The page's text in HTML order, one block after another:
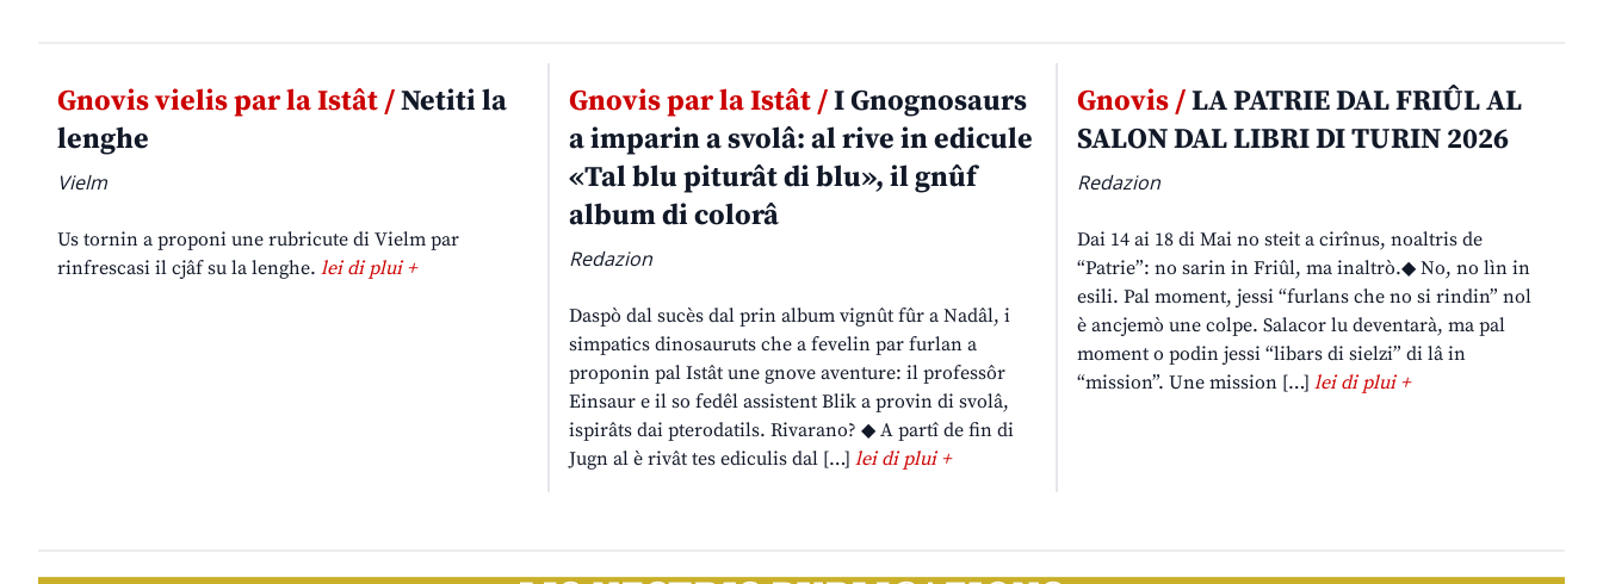
Gnovis vielis par la Istât /Netiti la
lenghe
Vielm
Us tornin a proponi une rubricute di Vielm par
rinfrescasi il cjâf su la lenghe. lei di plui +
Gnovis par la Istât /I Gnognosaurs
a imparin a svolâ: al rive in edicule
«Tal blu piturât di blu», il gnûf
album di colorâ
Redazion
Daspò dal sucès dal prin album vignût fûr a Nadâl, i
simpatics dinosauruts che a fevelin par furlan a
proponin pal Istât une gnove aventure: il professôr
Einsaur e il so fedêl assistent Blik a provin di svolâ,
ispirâts dai pterodatils. Rivarano? ◆ A partî de fin di
Jugn al è rivât tes ediculis dal […] lei di plui +
Gnovis /LA PATRIE DAL FRIÛL AL
SALON DAL LIBRI DI TURIN 2026
Redazion
Dai 14 ai 18 di Mai no steit a cirînus, noaltris de
“Patrie”: no sarin in Friûl, ma inaltrò.◆ No, no lìn in
esili. Pal moment, jessi “furlans che no si rindin” nol
è ancjemò une colpe. Salacor lu deventarà, ma pal
moment o podin jessi “libars di sielzi” di lâ in
“mission”. Une mission […]lei di plui +